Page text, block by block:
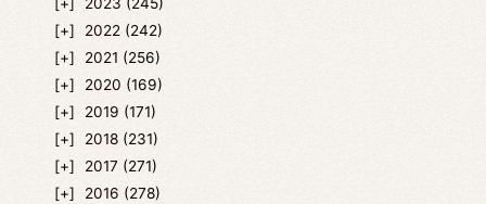
2023 (245)
2022 (242)
2021 (256)
2020 (169)
2019 (171)
2018 (231)
2017 (271)
2016 (278)